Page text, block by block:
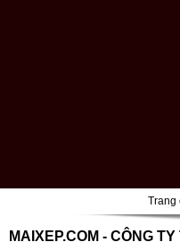
Trang
MAIXEP.COM - CÔNG